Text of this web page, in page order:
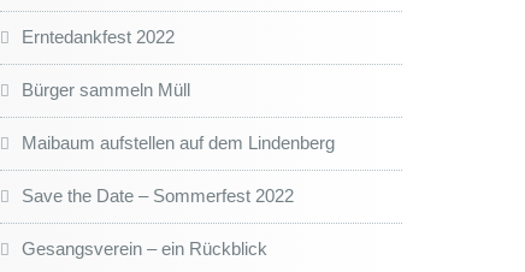
Erntedankfest 2022
Bürger sammeln Müll
Maibaum aufstellen auf dem Lindenberg
Save the Date – Sommerfest 2022
Gesangsverein – ein Rückblick